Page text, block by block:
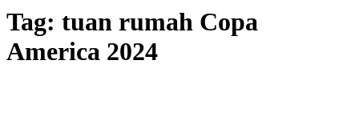
Tag: tuan rumah Copa
America 2024